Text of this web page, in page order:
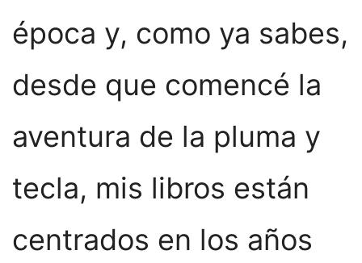
época y, como ya sabes,
desde que comencé la
aventura de la pluma y
tecla, mis libros están
centrados en los años